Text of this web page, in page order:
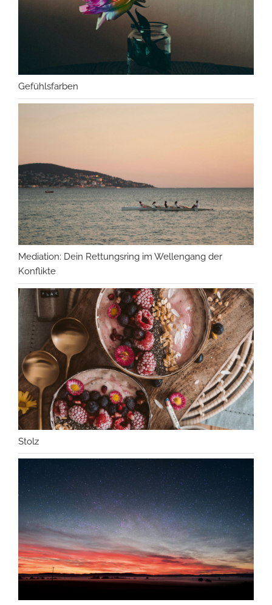
Gefühlsfarben
Mediation: Dein Rettungsring im Wellengang der
Konflikte
Stolz